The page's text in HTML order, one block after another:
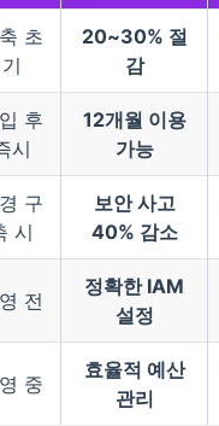
초
기
20~30% 절
감
후
시
12개월 이용
가능
구
시
보안 사고
40% 감소
전
정확한 IAM
설정
중
효율적 예산
관리